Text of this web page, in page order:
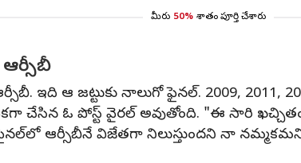
మీరు 50% శాతం పూర్తి చేశారు
ఇది ఆ జట్టుకు నాలుగో ఫైనల్. 2009, 2011,
ఓ పోస్ట్ వైరల్ అవుతోంది. "ఈ సారి
ఫైనల్‌లో ఆర్సీబీనే విజేతగా నిలుస్తుందని నా